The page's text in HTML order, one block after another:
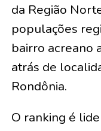
da Região
populações
bairro acreano
atrás de
Rondônia.
O ranking é